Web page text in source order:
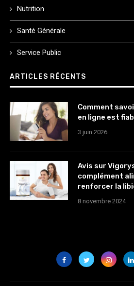
Nutrition
Santé Générale
Service Public
ARTICLES RÉCENTS
Comment
en ligne est
3 juin 2026
Avis sur
complément
renforcer la
8 novembre 2024